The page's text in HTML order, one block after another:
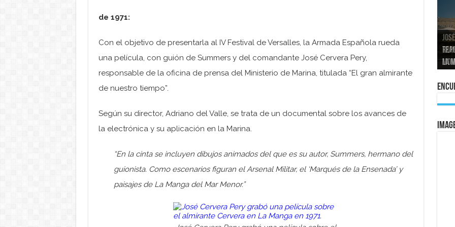
de 1971:
Con el objetivo de presentarla al IV Festival de Versalles, la Armada Española rueda
una película, con guión de Summers y del comandante José Cervera Pery,
responsable de la oficina de prensa del Ministerio de Marina, titulada “El gran almirante
de nuestro tiempo”.
Según su director, Adriano del Valle, se trata de un documental sobre los avances de
la electrónica y su aplicación en la Marina.
“En la cinta se incluyen dibujos animados del que es su autor, Summers, hermano del
guionista. Como escenarios figuran el Arsenal Militar, el ‘Marqués de la Ensenada’ y
paisajes de La Manga del Mar Menor.”
La
La
El
al